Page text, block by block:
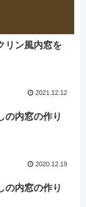
リン風内窓を
2021.12.12
の内窓の作り
2020.12.19
の内窓の作り